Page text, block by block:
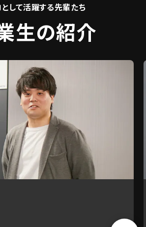
して活躍する先輩たち
生の紹介